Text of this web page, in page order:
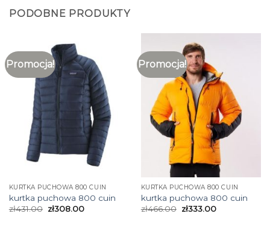
PODOBNE PRODUKTY
Promocja!
KURTKA PUCHOWA 800 CUIN
kurtka puchowa 800 cuin
zł431.00 zł308.00
Promocja!
KURTKA PUCHOWA 800 CUIN
kurtka puchowa 800 cuin
zł466.00 zł333.00